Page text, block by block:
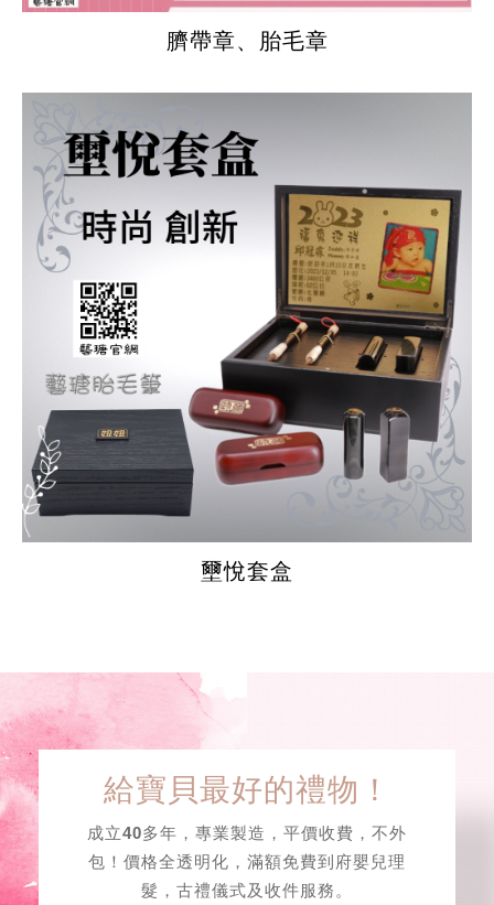
臍帶章、胎毛章
壐悅套盒
給寶貝最好的禮物！
成立40多年，專業製造，平價收費，不外
包！價格全透明化，滿額免費到府嬰兒理
髮，古禮儀式及收件服務。